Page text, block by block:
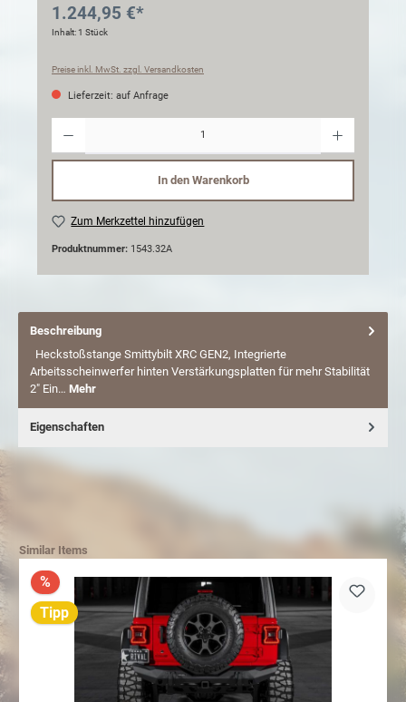
1.244,95 €*
Inhalt:1 Stück
Preise inkl. MwSt. zzgl. Versandkosten
Lieferzeit: auf Anfrage
In den Warenkorb
Zum Merkzettel hinzufügen
Produktnummer: 1543.32A
Beschreibung
Heckstoßstange Smittybilt XRC GEN2, Integrierte
Arbeitsscheinwerfer hinten Verstärkungsplatten für mehr Stabilität
2" Ein… Mehr
Eigenschaften
Similar Items
%
Tipp